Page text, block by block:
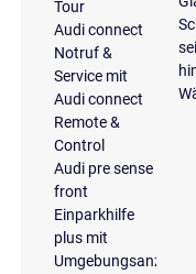
Tour
Audi connect
Notruf &
Service mit
Audi connect
Remote &
Control
Audi pre sense
front
Einparkhilfe
plus mit
Umgebungsanzeige